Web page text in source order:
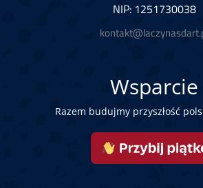
NIP: 1251730038
Wsparcie
Razem budujmy przyszłość